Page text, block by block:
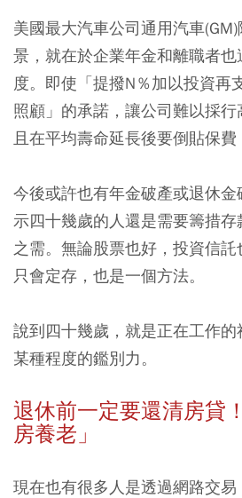
美國最大汽車公司通用汽車
景，就在於企業年金和離職者
度。即使「提撥N％加以投資再
照顧」的承諾，讓公司難以採
且在平均壽命延長後要倒貼保費
今後或許也有年金破產或退休
示四十幾歲的人還是需要籌措
之需。無論股票也好，投資信
只會定存，也是一個方法。
說到四十幾歲，就是正在工作
某種程度的鑑別力。
退休前一定要還清房貸
房養老」
現在也有很多人是透過網路交